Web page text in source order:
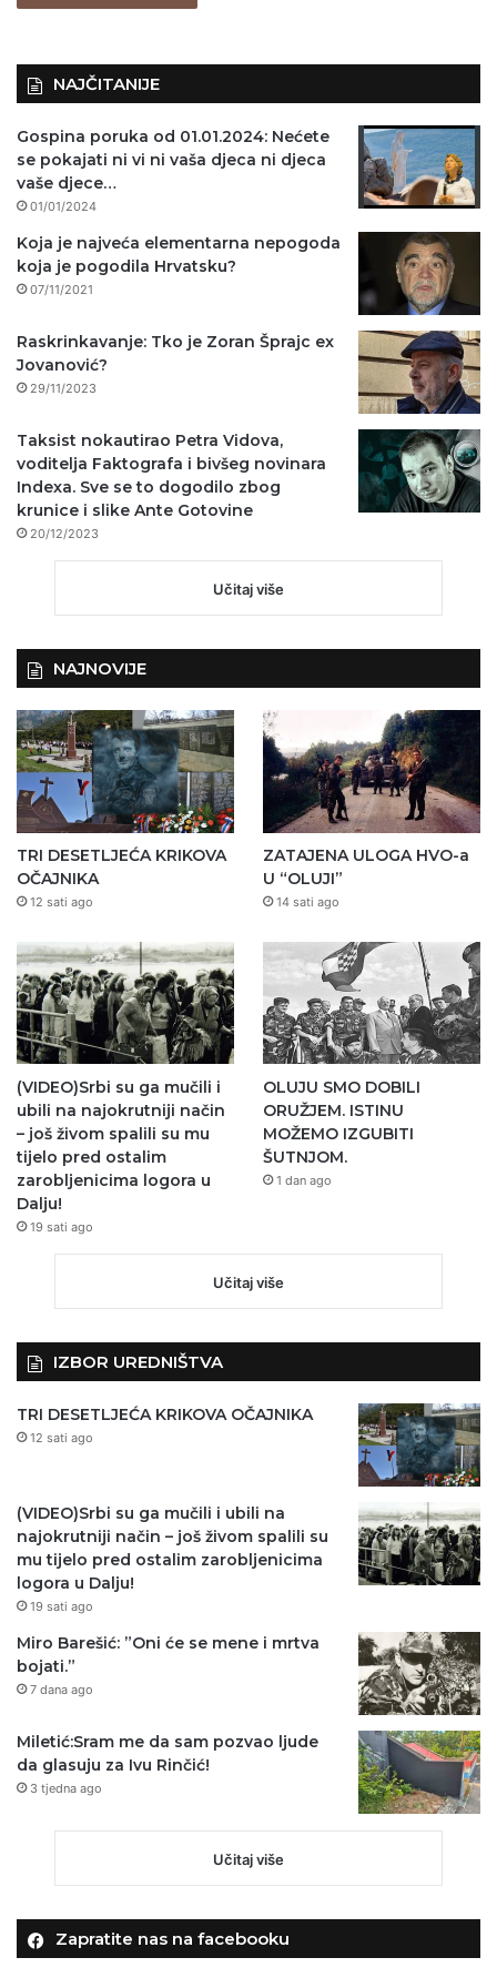
NAJČITANIJE
Gospina poruka od 01.01.2024: Nećete
se pokajati ni vi ni vaša djeca ni djeca
vaše djece…
01/01/2024
Koja je najveća elementarna nepogoda
koja je pogodila Hrvatsku?
07/11/2021
Raskrinkavanje: Tko je Zoran Šprajc ex
Jovanović?
29/11/2023
Taksist nokautirao Petra Vidova,
voditelja Faktografa i bivšeg novinara
Indexa. Sve se to dogodilo zbog
krunice i slike Ante Gotovine
20/12/2023
Učitaj više
NAJNOVIJE
TRI DESETLJEĆA KRIKOVA
OČAJNIKA
12 sati ago
ZATAJENA ULOGA HVO-a
U “OLUJI”
14 sati ago
(VIDEO)Srbi su ga mučili i
ubili na najokrutniji način
– još živom spalili su mu
tijelo pred ostalim
zarobljenicima logora u
Dalju!
19 sati ago
OLUJU SMO DOBILI
ORUŽJEM. ISTINU
MOŽEMO IZGUBITI
ŠUTNJOM.
1 dan ago
Učitaj više
IZBOR UREDNIŠTVA
TRI DESETLJEĆA KRIKOVA OČAJNIKA
12 sati ago
(VIDEO)Srbi su ga mučili i ubili na
najokrutniji način – još živom spalili su
mu tijelo pred ostalim zarobljenicima
logora u Dalju!
19 sati ago
Miro Barešić: ”Oni će se mene i mrtva
bojati.”
7 dana ago
Miletić:Sram me da sam pozvao ljude
da glasuju za Ivu Rinčić!
3 tjedna ago
Učitaj više
Zapratite nas na facebooku